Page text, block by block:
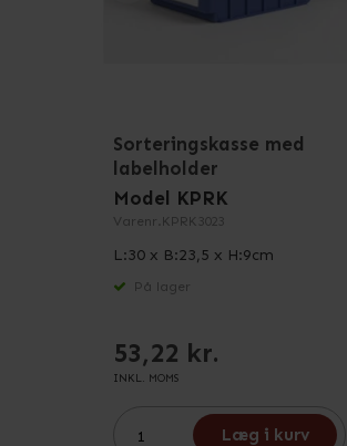
Sorteringskasse med
labelholder
Model KPRK
Varenr. KPRK3023
L:30 x B:23,5 x H:9cm
På lager
53,22 kr.
INKL. MOMS
Læg i kurv